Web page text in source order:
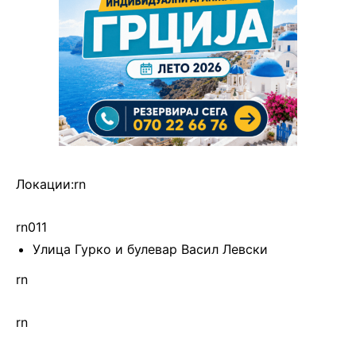
Локации:rn
rn011
Улица Гурко и булевар Васил Левски
rn
rn